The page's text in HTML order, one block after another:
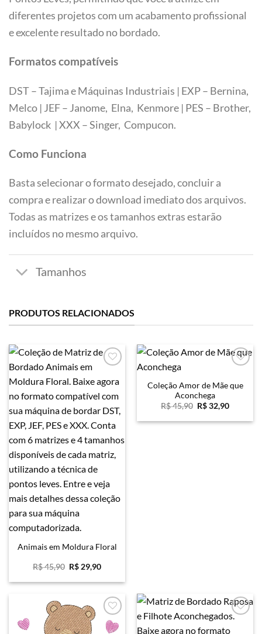
diferentes projetos com um acabamento profissional
e excelente resultado no bordado.
Formatos compatíveis
DST – Tajima e Máquinas Industriais | EXP – Bernina,
Melco | JEF – Janome, Elna, Kenmore | PES – Brother,
Babylock | XXX – Singer, Compucon.
Como Funciona
Basta selecionar o formato desejado, concluir a
compra e realizar o download imediato dos arquivos.
Todas as matrizes e os tamanhos extras estarão
incluídos no mesmo arquivo.
Tamanhos
PRODUTOS RELACIONADOS
Animais em Moldura Floral
R$45,90 O
original
R$29,90O
atual
R$ 29,90.
Coleção Amor de Mãe que
Aconchega
R$45,90 O
original
R$32,90O
atual
Favoritar